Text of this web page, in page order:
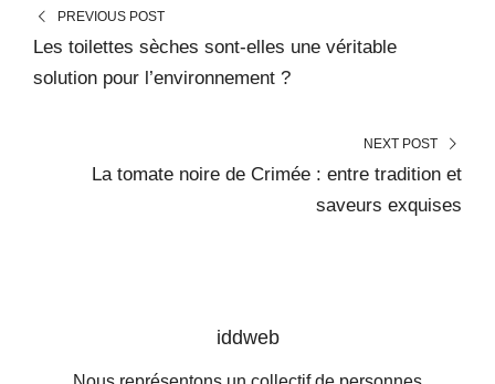
PREVIOUS POST
Les toilettes sèches sont-elles une véritable
solution pour l’environnement ?
NEXT POST
La tomate noire de Crimée : entre tradition et
saveurs exquises
iddweb